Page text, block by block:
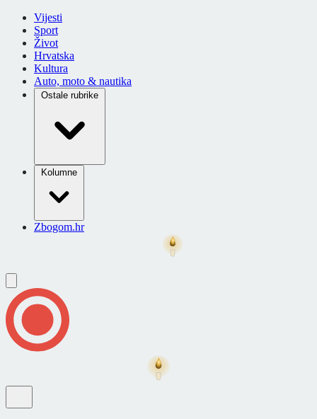
Vijesti
Sport
Život
Hrvatska
Kultura
Auto, moto & nautika
Ostale rubrike
Kolumne
Zbogom.hr